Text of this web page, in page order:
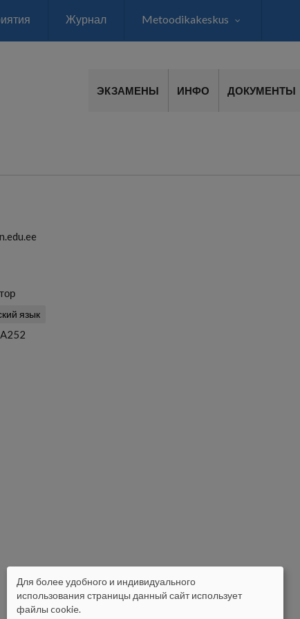
Журнал Metoodikakeskus
ЭКЗАМЕНЫ ИНФО ДОКУМЕНТЫ
язык
A252
ISIKUANDMETE
Для более удобного и индивидуального
использования страницы данный сайт использует
файлы cookie.